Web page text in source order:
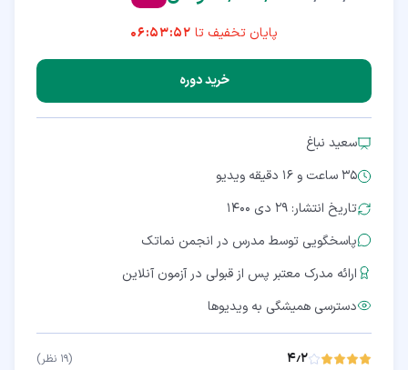
پایان تخفیف تا 06:53:51
خرید دوره
سعید نباغ
35 ساعت و 16 دقیقه
ویدیو
تاریخ انتشار: ۲۹ دی ۱۴۰۰
پاسخگویی توسط مدرس در انجمن نماتک
ارائه مدرک معتبر پس از قبولی در آزمون آنلاین
دسترسی همیشگی به ویدیوها
۴٫۲ (۱۹ نظر)